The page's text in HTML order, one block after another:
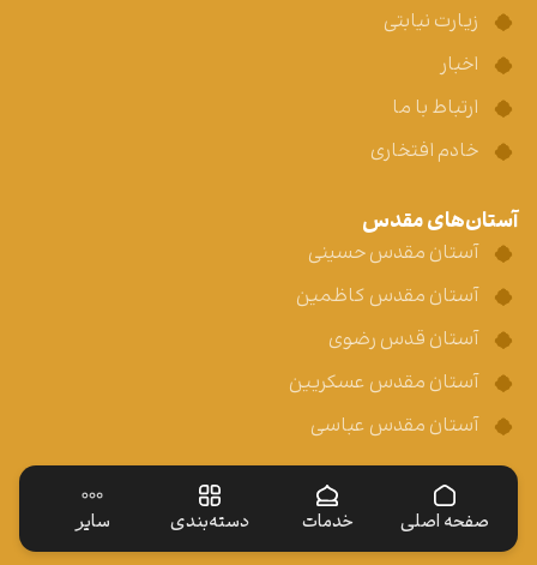
صفحه اصلی خدمات دسته‌بندی سایر
زیارت نیابتی
اخبار
ارتباط با ما
خادم افتخاری
آستان‌های مقدس
آستان مقدس حسینی
آستان مقدس کاظمین
آستان قدس رضوی
آستان مقدس عسکریین
آستان مقدس عباسی